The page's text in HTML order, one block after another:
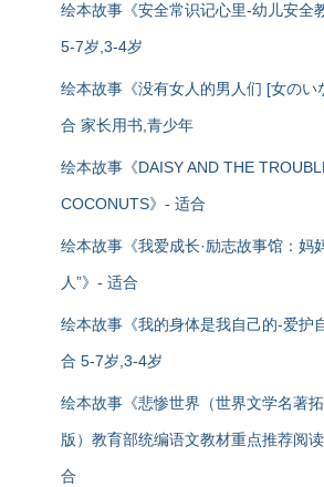
绘本故事《安全常识记心里-幼儿安全
5-7岁,3-4岁
绘本故事《没有女人的男人们 [女のい
合 家长用书,青少年
绘本故事《DAISY AND THE
COCONUTS》- 适合
绘本故事《我爱成长·励志故事馆：妈
人”》- 适合
绘本故事《我的身体是我自己的-爱护
合 5-7岁,3-4岁
绘本故事《悲惨世界（世界文学名著
版）教育部统编语文教材重点推荐阅
合